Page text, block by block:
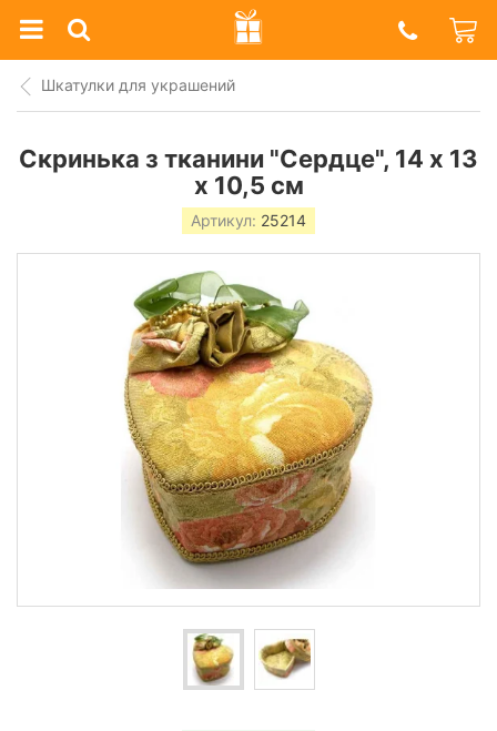
Prazdnik
Shop
Шкатулки для украшений
Скринька з тканини "Сердце", 14 х 13
х 10,5 см
Артикул: 25214